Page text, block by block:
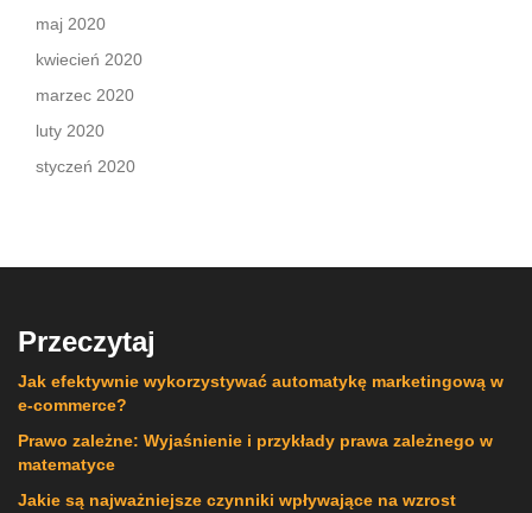
maj 2020
kwiecień 2020
marzec 2020
luty 2020
styczeń 2020
Przeczytaj
Jak efektywnie wykorzystywać automatykę marketingową w
e-commerce?
Prawo zależne: Wyjaśnienie i przykłady prawa zależnego w
matematyce
Jakie są najważniejsze czynniki wpływające na wzrost